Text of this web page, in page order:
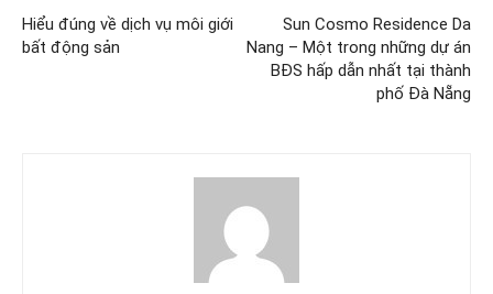
Hiểu đúng về dịch vụ môi giới
bất động sản
Sun Cosmo Residence Da
Nang – Một trong những dự án
BĐS hấp dẫn nhất tại thành
phố Đà Nẵng